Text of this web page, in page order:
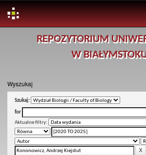
REPOZYTORIUM
W
Wyszukaj
Szukaj:
for
Aktualne filtry: